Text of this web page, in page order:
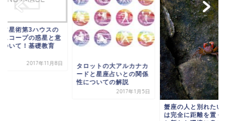
占星術第3ハウスの
スコープの惑星と意
ついて！基礎教育
2017年11月8日
タロットの大アルカナカ
ードと星座占いとの関係
性についての解説
2017年1月5日
蟹座の人と別れたい
は完全に距離を置く